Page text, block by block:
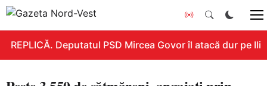
REPLICĂ. Deputatul PSD Mircea Govor îl atacă dur pe